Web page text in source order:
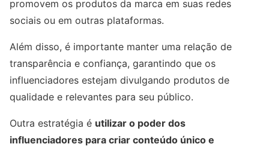
promovem os produtos da marca em suas redes
sociais ou em outras plataformas.
Além disso, é importante manter uma relação de
transparência e confiança, garantindo que os
influenciadores estejam divulgando produtos de
qualidade e relevantes para seu público.
Outra estratégia é utilizar o poder dos
influenciadores para criar conteúdo único e